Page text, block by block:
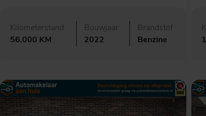
Kilometerstand
56.000 KM
Bouwjaar
2022
Brandstof
Benzine